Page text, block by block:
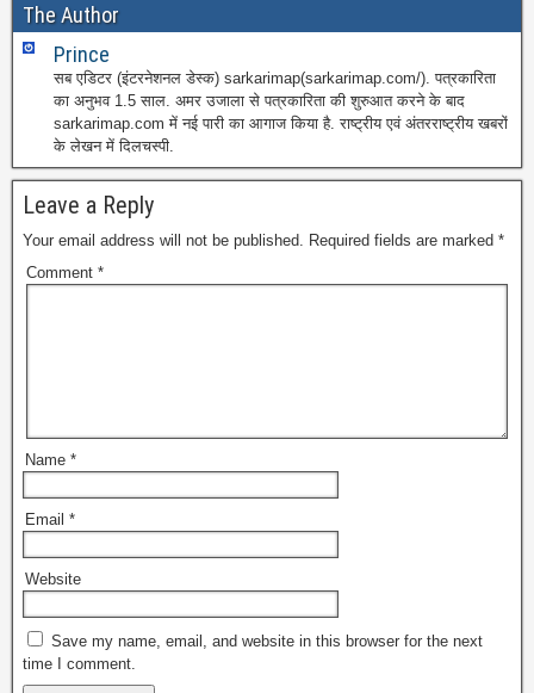
The Author
Prince
सब एडिटर (इंटरनेशनल डेस्क) sarkarimap(sarkarimap.com/). पत्रकारिता
का अनुभव 1.5 साल. अमर उजाला से पत्रकारिता की शुरुआत करने के बाद
sarkarimap.com में नई पारी का आगाज किया है. राष्ट्रीय एवं अंतरराष्ट्रीय खबरों
के लेखन में दिलचस्पी.
Leave a Reply
Your email address will not be published. Required fields are marked *
Comment *
Name *
Email *
Website
Save my name, email, and website in this browser for the next
time I comment.